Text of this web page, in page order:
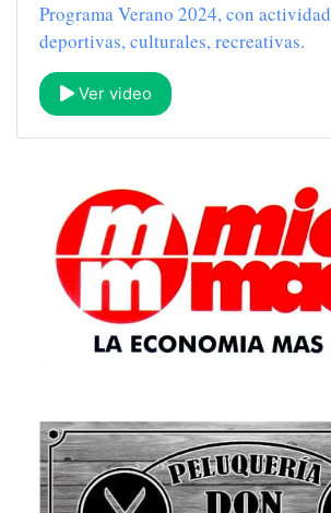
Programa Verano 2024, con
deportivas, culturales, recreativas.
Ver video